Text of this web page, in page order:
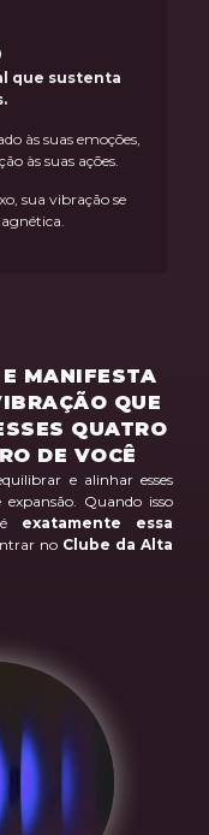
que sustenta
às suas emoções,
às suas ações.
sua vibração se
MANIFESTA
QUE
QUATRO
DE VOCÊ
e alinhar esses
Quando isso
exatamente essa
no Clube da Alta